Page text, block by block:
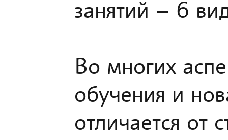
занятий – 6
Во многих
обучения и
отличается от